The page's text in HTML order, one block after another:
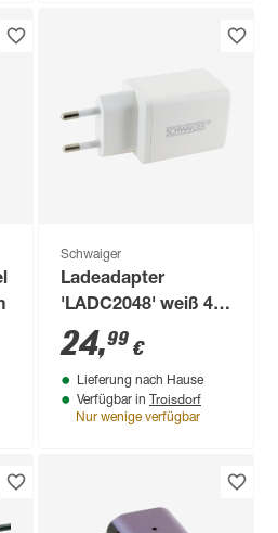
Schwaiger
Ladeadapter
'LADC2048' weiß 48
W
24,99 €
Lieferung nach Hause
Verfügbar in Troisdorf
Nur wenige verfügbar